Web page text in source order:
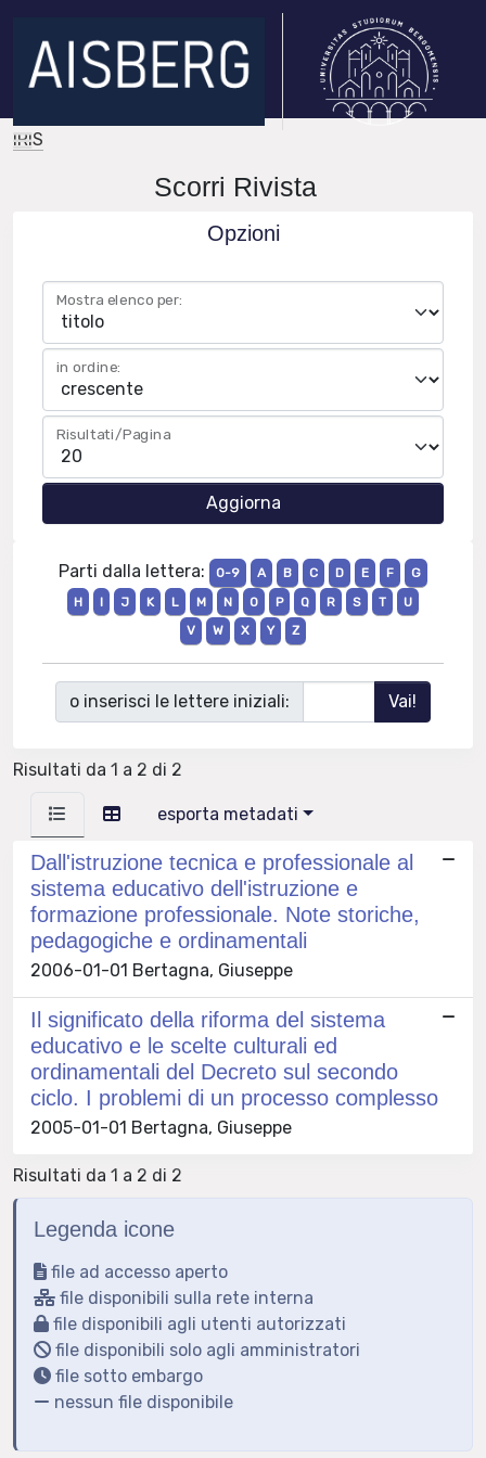
IRIS
Scorri Rivista
Opzioni
Mostra elenco per:
in ordine:
Risultati/Pagina
Parti dalla lettera: 0-9 A B C D E F
G
H
I J K L M N O P Q R S T
U
V
W X Y Z
o inserisci le lettere iniziali:
Risultati da 1 a 2 di 2
esporta metadati
Dall'istruzione tecnica e professionale al
sistema educativo dell'istruzione e
formazione professionale. Note storiche,
pedagogiche e ordinamentali
2006-01-01 Bertagna, Giuseppe
Il significato della riforma del sistema
educativo e le scelte culturali ed
ordinamentali del Decreto sul secondo
ciclo. I problemi di un processo complesso
2005-01-01 Bertagna, Giuseppe
Risultati da 1 a 2 di 2
Legenda icone
file ad accesso aperto
file disponibili sulla rete interna
file disponibili agli utenti autorizzati
file disponibili solo agli amministratori
file sotto embargo
nessun file disponibile